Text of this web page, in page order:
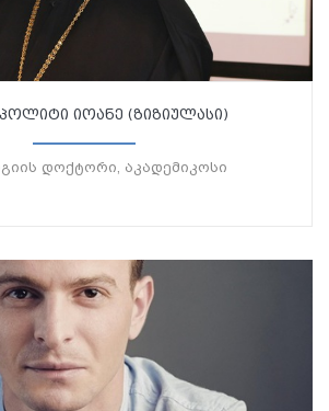
იოანე (ზიზიულასი)
დოქტორი, აკადემიკოსი